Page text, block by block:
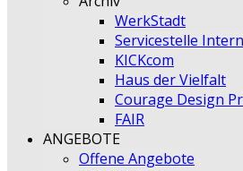
WerkStadt
Servicestelle
KICKcom
Haus der Vielfalt
Courage Design
FAIR
ANGEBOTE
Offene Angebote